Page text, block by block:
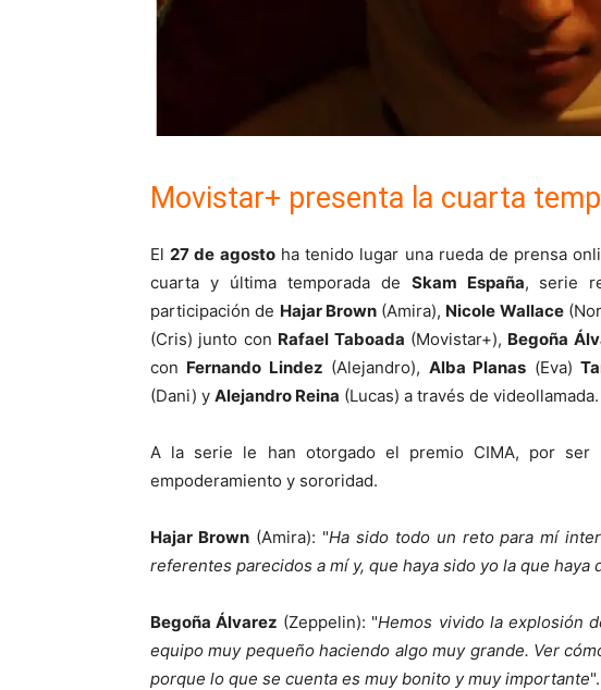
Movistar+ presenta la cuarta
El27 de agostoha tenido lugar una rueda de prensa
cuarta y última temporada de Skam España, serie
participación de Hajar Brown(Amira), Nicole Wallace
(Cris) junto con Rafael Taboada (Movistar+), Begoña
con Fernando Lindez (Alejandro), Alba Planas (Eva)
(Dani) y Alejandro Reina (Lucas) a través de videollamada.
A la serie le han otorgado el premio CIMA, por ser
empoderamiento y sororidad.
Hajar Brown(Amira): "Ha sido todo un reto para mí
referentes parecidos a mí y, que haya sido yo la que haya
Begoña Álvarez (Zeppelin): "Hemos vivido la explosión
equipo muy pequeño haciendo algo muy grande. Ver
porque lo que se cuenta es muy bonito y muy importante".